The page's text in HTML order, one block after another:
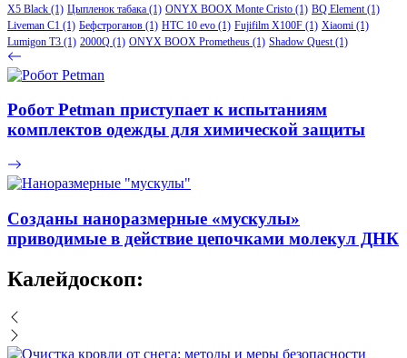
X5 Black (1) Цыпленок табака (1) ONYX BOOX Monte Cristo (1) BQ Element (1)
Liveman C1 (1) Бефстроганов (1) HTC 10 evo (1) Fujifilm X100F (1) Xiaomi (1)
Lumigon T3 (1) 2000Q (1) ONYX BOOX Prometheus (1) Shadow Quest (1)
Робот Petman приступает к испытаниям
комплектов одежды для химической защиты
Созданы наноразмерные «мускулы»
приводимые в действие цепочками молекул ДНК
Калейдоскоп: